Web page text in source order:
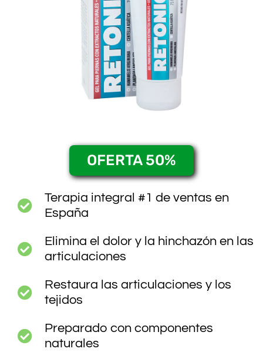
OFERTA 50%
Terapia integral #1 de ventas en
España
Elimina el dolor y la hinchazón en las
articulaciones
Restaura las articulaciones y los
tejidos
Preparado con componentes
naturales